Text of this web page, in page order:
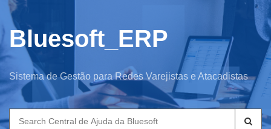
Bluesoft_ERP
Sistema de Gestão para Redes Varejistas e Atacadistas
Search